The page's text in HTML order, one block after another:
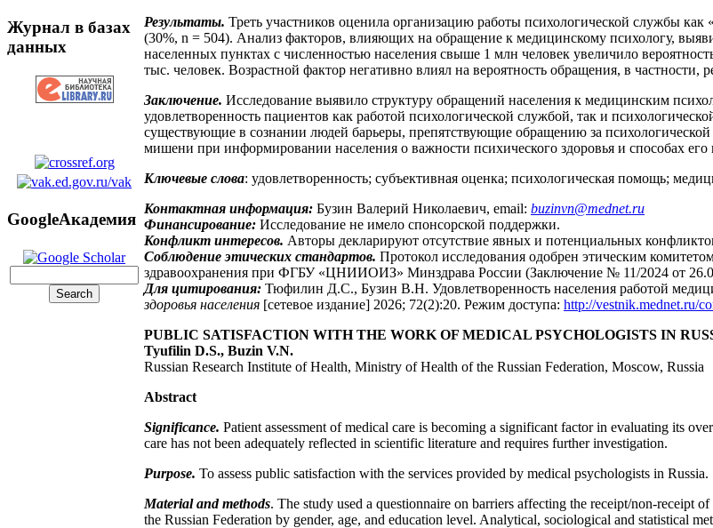
Журнал в базах
данных
GoogleАкадемия
Результаты. Треть участников оценила организацию работы психологической службы как
(30%, n = 504). Анализ факторов, влияющих на обращение к медицинскому психологу,
населенных пунктах с численностью населения свыше 1 млн человек увеличило
тыс. человек. Возрастной фактор негативно влиял на вероятность обращения, в частности,
Заключение. Исследование выявило структуру обращений населения к медицинским
удовлетворенность пациентов как работой психологической службой, так и
существующие в сознании людей барьеры, препятствующие обращению за
мишени при информировании населения о важности психического здоровья и способах его
Ключевые слова: удовлетворенность; субъективная оценка; психологическая помощь;
Контактная информация: Бузин Валерий Николаевич, email: buzinvn@mednet.ru
Финансирование: Исследование не имело спонсорской поддержки.
Конфликт интересов. Авторы декларируют отсутствие явных и потенциальных
Соблюдение этических стандартов. Протокол исследования одобрен этическим
здравоохранения при ФГБУ «ЦНИИОИЗ» Минздрава России (Заключение № 11/2024 от
Для цитирования: Тюфилин Д.С., Бузин В.Н. Удовлетворенность населения работой
здоровья населения [сетевое издание] 2026; 72(2):20. Режим доступа: http://vestnik.mednet.ru/
PUBLIC SATISFACTION WITH THE WORK OF MEDICAL PSYCHOLOGISTS IN
Tyufilin D.S., Buzin V.N.
Russian Research Institute of Health, Ministry of Health of the Russian Federation, Moscow, Russia
Abstract
Significance. Patient assessment of medical care is becoming a significant factor in evaluating its
care has not been adequately reflected in scientific literature and requires further investigation.
Purpose. To assess public satisfaction with the services provided by medical psychologists in Russia.
Material and methods. The study used a questionnaire on barriers affecting the receipt/non-receipt
the Russian Federation by gender, age, and education level. Analytical, sociological and statistical